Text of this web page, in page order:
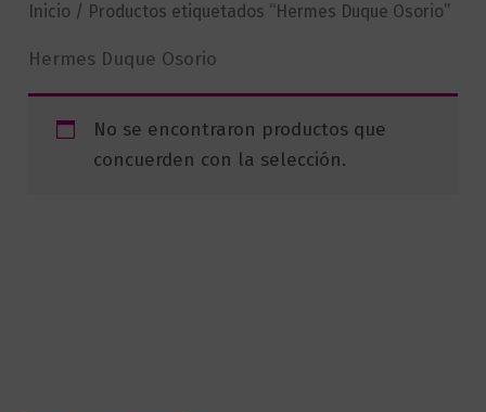
Inicio / Productos etiquetados “Hermes Duque Osorio”
Hermes Duque Osorio
No se encontraron productos que
concuerden con la selección.